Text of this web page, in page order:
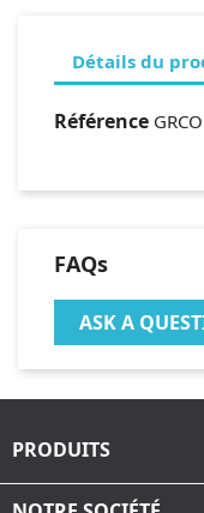
Détails du
Référence
FAQs
ASK A
PRODUITS